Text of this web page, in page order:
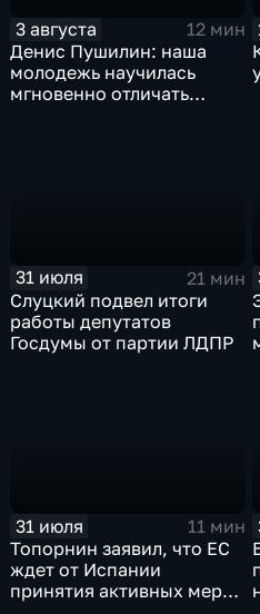
3 августа
12 мин
Денис Пушилин: наша
молодежь научилась
мгновенно отличать
31 июля
21 мин
Слуцкий подвел итоги
работы депутатов
Госдумы от партии ЛДПР
31 июля
11 мин
Топорнин заявил, что ЕС
ждет от Испании
принятия активных мер